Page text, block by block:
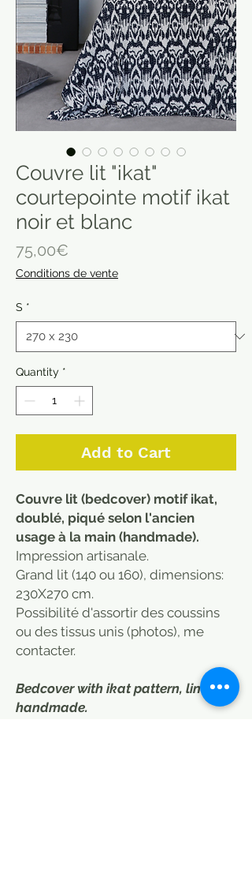
Couvre lit "ikat"
courtepointe motif ikat
noir et blanc
75,00€
Conditions de vente
S *
Quantity *
Add to Cart
Couvre lit (bedcover) motif ikat,
doublé, piqué selon l'ancien
usage à la main (handmade).
Impression artisanale.
Grand lit (140 ou 160), dimensions:
230X270 cm.
Possibilité d'assortir des coussins
ou des tissus unis (photos), me
contacter.
Bedcover with ikat pattern, lined,
handmade.